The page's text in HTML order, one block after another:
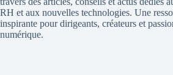
RH et aux nouvelles technologies. Une
inspirante pour dirigeants, créateurs et
numérique.